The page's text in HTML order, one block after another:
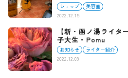
ショップ
美容室
2022.12.15
【新・函ノ湯ライ
子大生・Pomu
お知らせ
ライター紹介
2022.12.09